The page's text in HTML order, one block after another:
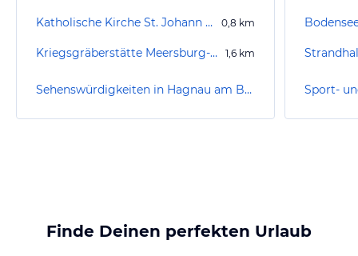
Katholische Kirche St. Johann Baptist 0,8 km
Kriegsgräberstätte Meersburg-Lerchenberg 1,6 km
Sehenswürdigkeiten in Hagnau am Bodensee
Finde Deinen perfekten Urlaub